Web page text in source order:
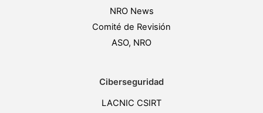
NRO News
Comité de Revisión
ASO, NRO
Ciberseguridad
LACNIC CSIRT